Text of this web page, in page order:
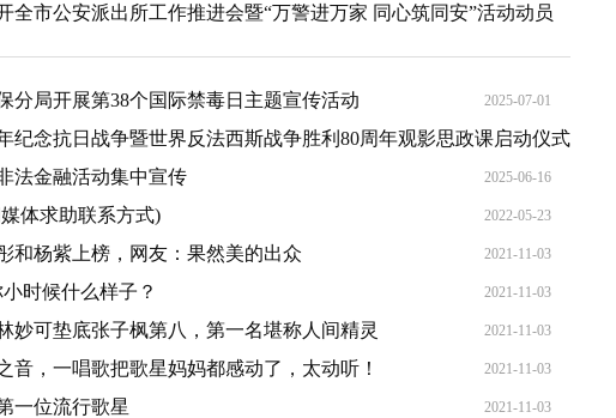
2025-07-14
全市公安派出所工作推进会暨“万警进万家 同心筑同安”活动动员
分局开展第38个国际禁毒日主题宣传活动 2025-07-01
纪念抗日战争暨世界反法西斯战争胜利80周年观影思政课启动仪式
2025-06-16
法金融活动集中宣传 2025-06-16
体求助联系方式) 2022-05-23
和杨紫上榜，网友：果然美的出众 2021-11-03
时候什么样子？ 2021-11-03
妙可垫底张子枫第八，第一名堪称人间精灵 2021-11-03
音，一唱歌把歌星妈妈都感动了，太动听！ 2021-11-03
一位流行歌星 2021-11-03